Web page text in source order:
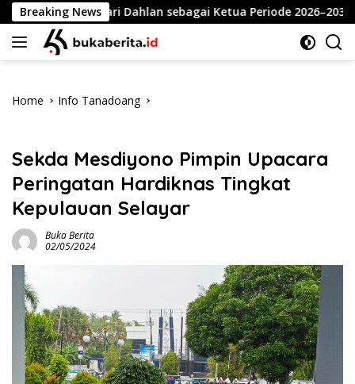
Skip
to
content
Breaking News
Ansari Dahlan sebagai Ketua Periode 2026–2030
Home Info Tanadoang
Sekda Mesdiyono Pimpin Upacara
Peringatan Hardiknas Tingkat
Kepulauan Selayar
Buka Berita
02/05/2024